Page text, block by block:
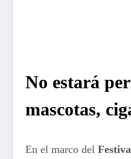
No estará
mascotas,
En el marco del